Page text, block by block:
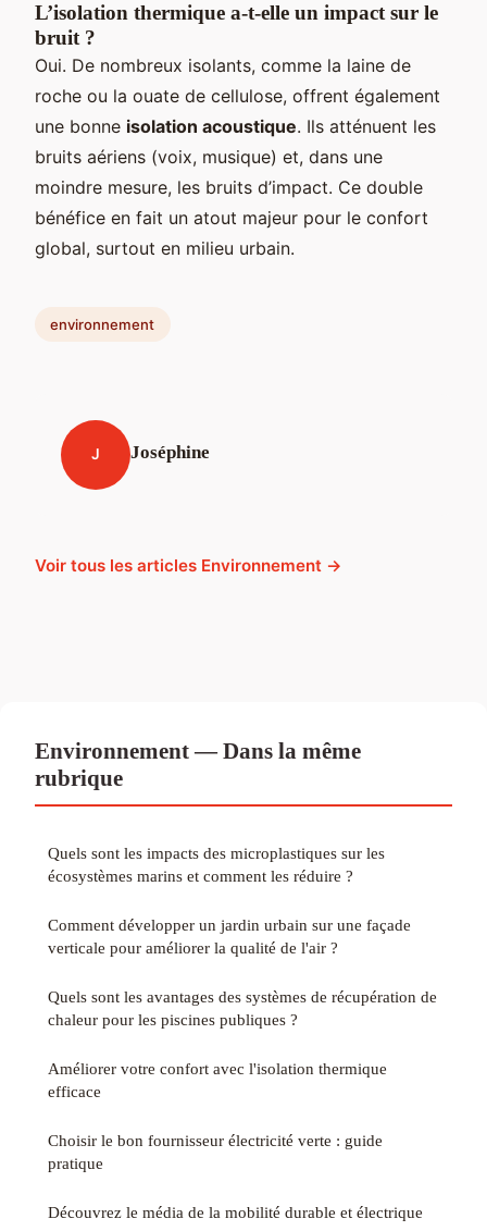
L’isolation thermique a-t-elle un impact sur le
bruit ?
Oui. De nombreux isolants, comme la laine de
roche ou la ouate de cellulose, offrent également
une bonne isolation acoustique. Ils atténuent les
bruits aériens (voix, musique) et, dans une
moindre mesure, les bruits d’impact. Ce double
bénéfice en fait un atout majeur pour le confort
global, surtout en milieu urbain.
environnement
J Joséphine
Voir tous les articles Environnement →
Environnement — Dans la même
rubrique
Quels sont les impacts des microplastiques sur les
écosystèmes marins et comment les réduire ?
Comment développer un jardin urbain sur une façade
verticale pour améliorer la qualité de l'air ?
Quels sont les avantages des systèmes de récupération de
chaleur pour les piscines publiques ?
Améliorer votre confort avec l'isolation thermique
efficace
Choisir le bon fournisseur électricité verte : guide
pratique
Découvrez le média de la mobilité durable et électrique